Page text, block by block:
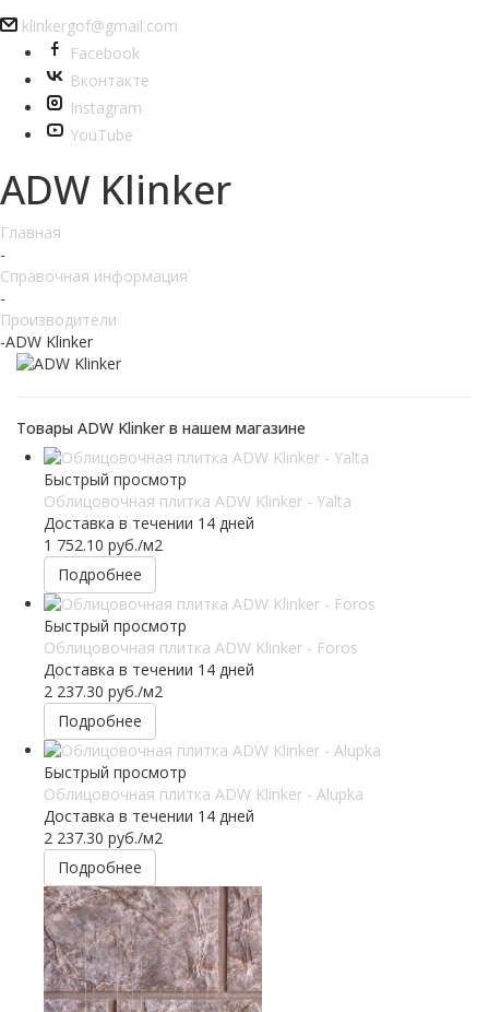
klinkergof@gmail.com
Facebook
Вконтакте
Instagram
YouTube
ADW Klinker
Главная
-
Справочная информация
-
Производители
-ADW Klinker
Товары ADW Klinker в нашем магазине
Быстрый просмотр
Облицовочная плитка ADW Klinker - Yalta
Доставка в течении 14 дней
1 752.10 руб./м2
Подробнее
Быстрый просмотр
Облицовочная плитка ADW Klinker - Foros
Доставка в течении 14 дней
2 237.30 руб./м2
Подробнее
Быстрый просмотр
Облицовочная плитка ADW Klinker - Alupka
Доставка в течении 14 дней
2 237.30 руб./м2
Подробнее